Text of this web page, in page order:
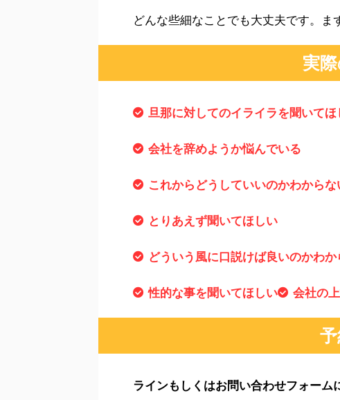
どんな些細なことでも大丈夫です。ま
実
旦那に対してのイライラを聞いてほ
会社を辞めようか悩んでいる
これからどうしていいのかわからな
とりあえず聞いてほしい
どういう風に口説けば良いのかわか
性的な事を聞いてほしい 会社の
ラインもしくはお問い合わせフォー